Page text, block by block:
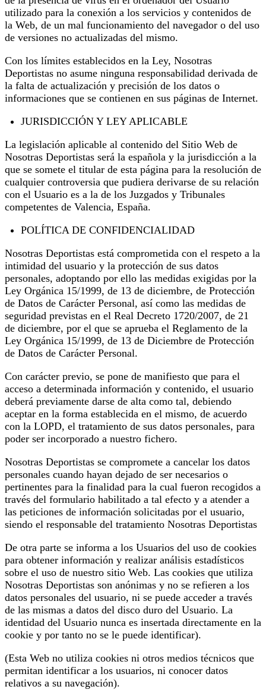
utilizado para la conexión a los servicios y contenidos de
la Web, de un mal funcionamiento del navegador o del uso
de versiones no actualizadas del mismo.
Con los límites establecidos en la Ley, Nosotras
Deportistas no asume ninguna responsabilidad derivada de
la falta de actualización y precisión de los datos o
informaciones que se contienen en sus páginas de Internet.
JURISDICCIÓN Y LEY APLICABLE
La legislación aplicable al contenido del Sitio Web de
Nosotras Deportistas será la española y la jurisdicción a la
que se somete el titular de esta página para la resolución de
cualquier controversia que pudiera derivarse de su relación
con el Usuario es a la de los Juzgados y Tribunales
competentes de Valencia, España.
POLÍTICA DE CONFIDENCIALIDAD
Nosotras Deportistas está comprometida con el respeto a la
intimidad del usuario y la protección de sus datos
personales, adoptando por ello las medidas exigidas por la
Ley Orgánica 15/1999, de 13 de diciembre, de Protección
de Datos de Carácter Personal, así como las medidas de
seguridad previstas en el Real Decreto 1720/2007, de 21
de diciembre, por el que se aprueba el Reglamento de la
Ley Orgánica 15/1999, de 13 de Diciembre de Protección
de Datos de Carácter Personal.
Con carácter previo, se pone de manifiesto que para el
acceso a determinada información y contenido, el usuario
deberá previamente darse de alta como tal, debiendo
aceptar en la forma establecida en el mismo, de acuerdo
con la LOPD, el tratamiento de sus datos personales, para
poder ser incorporado a nuestro fichero.
Nosotras Deportistas se compromete a cancelar los datos
personales cuando hayan dejado de ser necesarios o
pertinentes para la finalidad para la cual fueron recogidos a
través del formulario habilitado a tal efecto y a atender a
las peticiones de información solicitadas por el usuario,
siendo el responsable del tratamiento Nosotras Deportistas
De otra parte se informa a los Usuarios del uso de cookies
para obtener información y realizar análisis estadísticos
sobre el uso de nuestro sitio Web. Las cookies que utiliza
Nosotras Deportistas son anónimas y no se refieren a los
datos personales del usuario, ni se puede acceder a través
de las mismas a datos del disco duro del Usuario. La
identidad del Usuario nunca es insertada directamente en la
cookie y por tanto no se le puede identificar).
(Esta Web no utiliza cookies ni otros medios técnicos que
permitan identificar a los usuarios, ni conocer datos
relativos a su navegación).